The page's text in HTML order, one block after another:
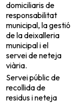
domiciliaris de
responsabilitat
municipal, la gestió
de la deixalleria
municipal i el
servei de neteja
viària.
Servei públic de
recollida de
residus i neteja